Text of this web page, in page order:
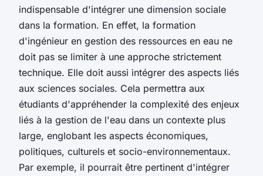
indispensable d'intégrer une dimension sociale
dans la formation. En effet, la formation
d'ingénieur en gestion des ressources en eau ne
doit pas se limiter à une approche strictement
technique. Elle doit aussi intégrer des aspects liés
aux sciences sociales. Cela permettra aux
étudiants d'appréhender la complexité des enjeux
liés à la gestion de l'eau dans un contexte plus
large, englobant les aspects économiques,
politiques, culturels et socio-environnementaux.
Par exemple, il pourrait être pertinent d'intégrer